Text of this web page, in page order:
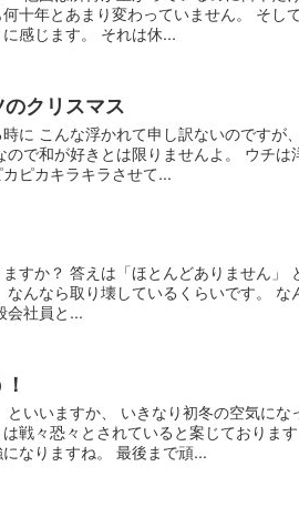
十年とあまり変わっていません。 そし
感じます。 それは休...
クリスマス
に こんな浮かれて申し訳ないのですが
で和が好きとは限りませんよ。 ウチは
ピカキラキラさせて...
すか？ 答えは「ほとんどありません」
んなら取り壊しているくらいです。 な
会社員と...
いいますか、 いきなり初冬の空気にな
戦々恐々とされていると案じておりま
なりますね。 最後まで頑...